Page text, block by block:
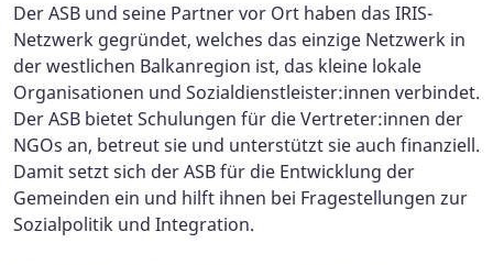
Der ASB und seine Partner vor Ort haben das IRIS-
Netzwerk gegründet, welches das einzige Netzwerk in
der westlichen Balkanregion ist, das kleine lokale
Organisationen und Sozialdienstleister:innen verbindet.
Der ASB bietet Schulungen für die Vertreter:innen der
NGOs an, betreut sie und unterstützt sie auch finanziell.
Damit setzt sich der ASB für die Entwicklung der
Gemeinden ein und hilft ihnen bei Fragestellungen zur
Sozialpolitik und Integration.